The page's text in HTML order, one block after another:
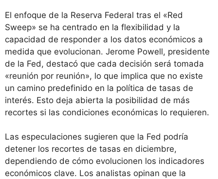
El enfoque de la Reserva Federal tras el «Red
Sweep» se ha centrado en la flexibilidad y la
capacidad de responder a los datos económicos a
medida que evolucionan. Jerome Powell, presidente
de la Fed, destacó que cada decisión será tomada
«reunión por reunión», lo que implica que no existe
un camino predefinido en la política de tasas de
interés. Esto deja abierta la posibilidad de más
recortes si las condiciones económicas lo requieren.
Las especulaciones sugieren que la Fed podría
detener los recortes de tasas en diciembre,
dependiendo de cómo evolucionen los indicadores
económicos clave. Los analistas opinan que la